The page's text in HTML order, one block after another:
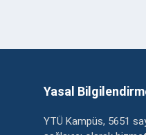
Yasal
YTÜ Kampüs, 5651